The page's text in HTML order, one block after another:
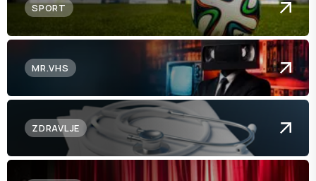
SPORT
MR.VHS
ZDRAVLJE